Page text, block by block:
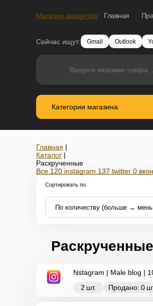
Магазин аккаунтов Главная
Сейчас ищут: Gmail Outlook
Категории магазина
Главная |
Каталог |
Раскрученные
Все 120 instagram 137 twitter 0
Сортировать по
Раскрученные
️Nstagram | Male blog |
2 шт. Продано: 0